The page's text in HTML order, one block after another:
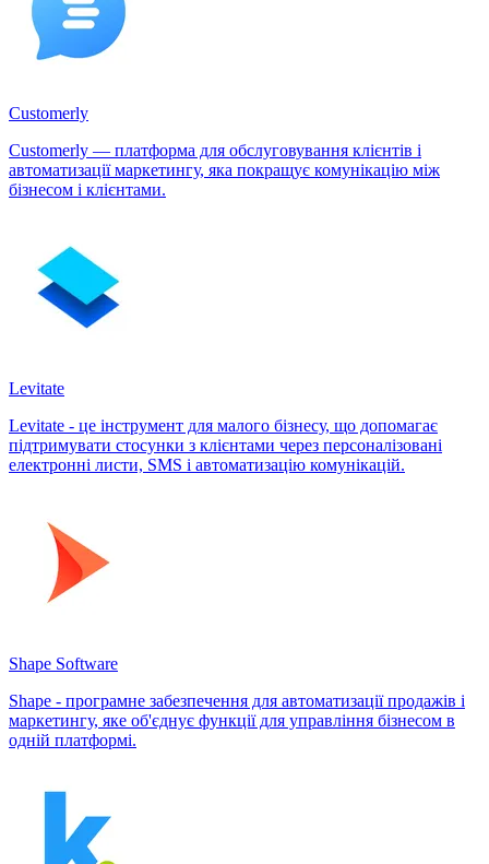
Customerly
Customerly — платформа для обслуговування клієнтів і
автоматизації маркетингу, яка покращує комунікацію між
бізнесом і клієнтами.
Levitate
Levitate - це інструмент для малого бізнесу, що допомагає
підтримувати стосунки з клієнтами через персоналізовані
електронні листи, SMS і автоматизацію комунікацій.
Shape Software
Shape - програмне забезпечення для автоматизації продажів і
маркетингу, яке об'єднує функції для управління бізнесом в
одній платформі.